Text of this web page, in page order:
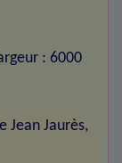
: 6000
Jean Jaurès,